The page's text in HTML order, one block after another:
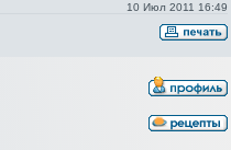
10 Июл 2011 16:49